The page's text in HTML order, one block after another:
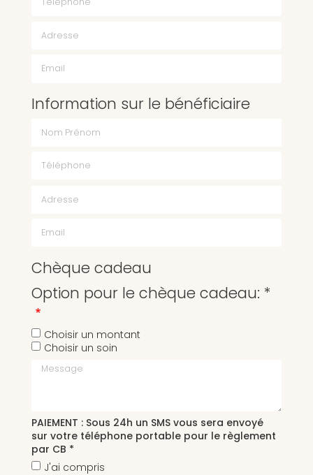
Information sur le bénéficiaire
Chèque cadeau
Option pour le chèque cadeau: *
Choisir un montant
Choisir un soin
Message
PAIEMENT : Sous 24h un SMS vous sera envoyé
sur votre téléphone portable pour le règlement
par CB *
J'ai compris